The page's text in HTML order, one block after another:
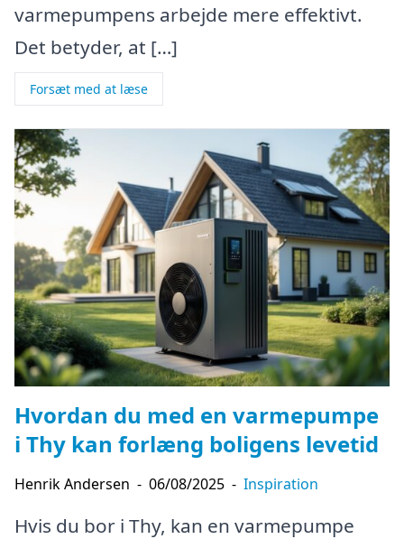
varmepumpens arbejde mere effektivt.
Det betyder, at […]
Forsæt med at læse
Hvordan du med en varmepumpe
i Thy kan forlæng boligens levetid
Henrik Andersen - 06/08/2025 - Inspiration
Hvis du bor i Thy, kan en varmepumpe